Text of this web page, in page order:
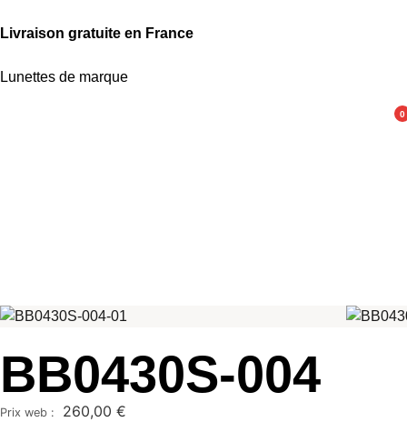
Livraison gratuite en France
Lunettes de marque
0
BB0430S-004
260,00 €